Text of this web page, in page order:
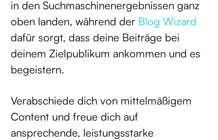
in den Suchmaschinenergebnissen ganz
oben landen, während der Blog Wizard
dafür sorgt, dass deine Beiträge bei
deinem Zielpublikum ankommen und es
begeistern.
Verabschiede dich von mittelmäßigem
Content und freue dich auf
ansprechende, leistungsstarke